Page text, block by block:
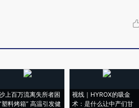
上百万流离失所者困
塑料烤箱” 高温引发健
视线｜HYROX的吸金
术：是什么让中产们甘